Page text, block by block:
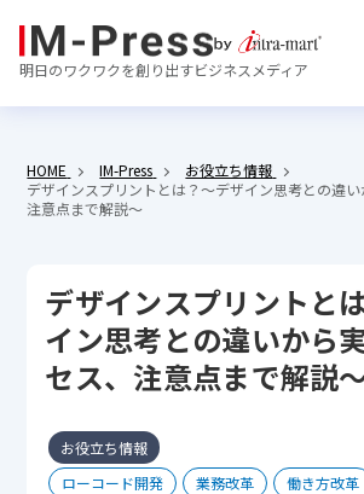
明日のワクワクを創り出すビジネスメディア
HOME IM-Press
お役立ち情報
デザインスプリントとは？～デザイン思考との違い
注意点まで解説～
デザインスプリントと
イン思考との違いから
セス、注意点まで解説
お役立ち情報
ローコード開発
業務改革 働き方改革